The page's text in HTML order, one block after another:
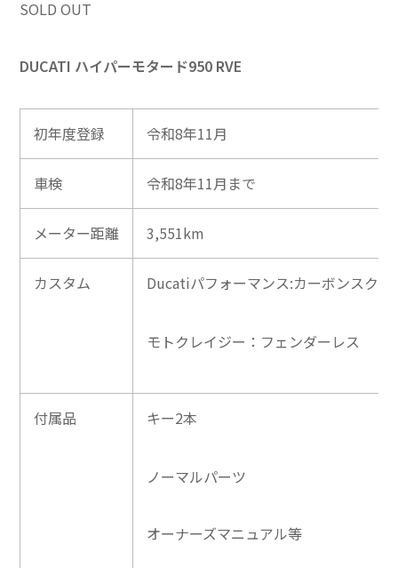
SOLD OUT
DUCATI ハイパーモタード950 RVE
初年度登録 令和8年11月
車検 令和8年11月まで
メーター距離 3,551km
カスタム Ducatiパフォーマンス:カーボンスクリ
モトクレイジー：フェンダーレス
付属品 キー2本
ノーマルパーツ
オーナーズマニュアル等